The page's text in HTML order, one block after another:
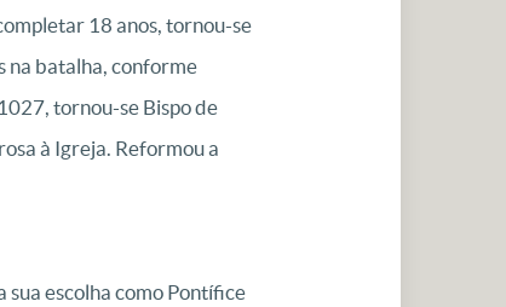
18 anos, tornou-se
na batalha, conforme
tornou-se Bispo de
à Igreja. Reformou a
sua escolha como Pontífice